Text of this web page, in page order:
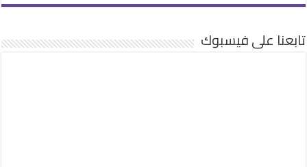
تابعنا على فيسبوك